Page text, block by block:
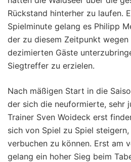
Rückstand hinterher zu laufen.
Spielminute gelang es Philipp
der zu diesem Zeitpunkt
dezimierten Gäste
Siegtreffer zu erzielen.
Nach mäßigen Start in die
der sich die neuformierte, sehr
Trainer Sven Woideck erst
sich von Spiel zu Spiel
verbuchen zu können. Erst am
gelang ein hoher Sieg beim